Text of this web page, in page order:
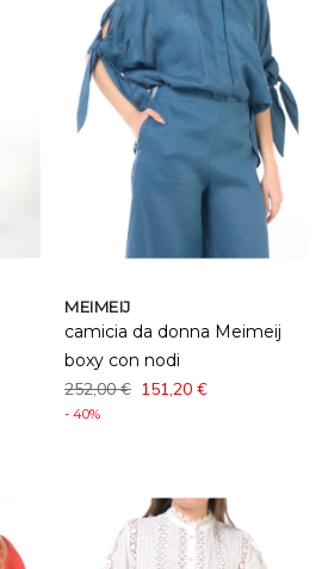
MEIMEIJ
camicia da donna Meimeij
boxy con nodi
252,00 € 151,20 €
- 40%